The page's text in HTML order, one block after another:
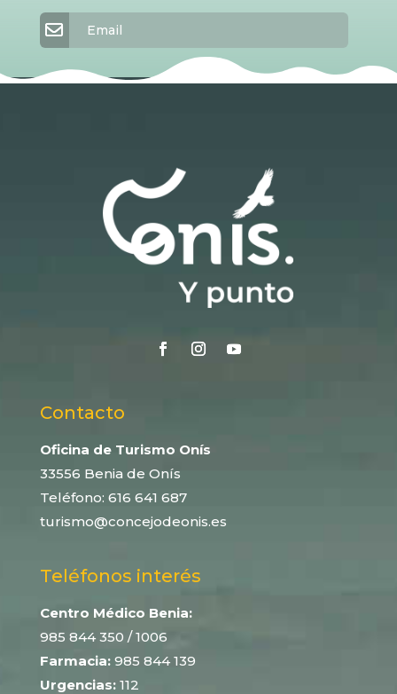
Email
Contacto
Oficina de Turismo Onís
33556 Benia de Onís
Teléfono: 616 641 687
turismo@concejodeonis.es
Teléfonos interés
Centro Médico Benia:
985 844 350 / 1006
Farmacia: 985 844 139
Urgencias: 112